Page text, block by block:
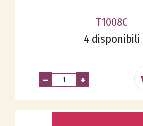
T1008C
4 disponibili
– +